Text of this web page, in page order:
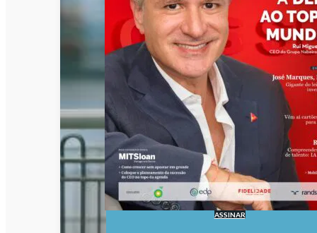
ASSINAR